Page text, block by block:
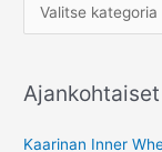
y
Ajankohtaiset
Kaarinan Inner